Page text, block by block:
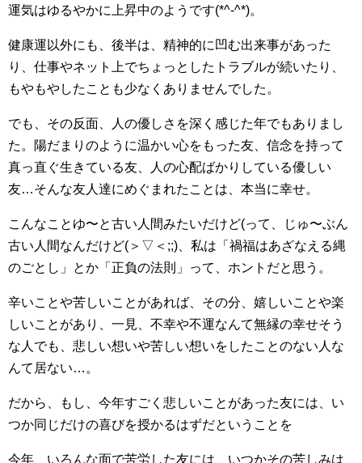
運気はゆるやかに上昇中のようです(*^-^*)。
健康運以外にも、後半は、精神的に凹む出来事があった
り、仕事やネット上でちょっとしたトラブルが続いたり、
もやもやしたことも少なくありませんでした。
でも、その反面、人の優しさを深く感じた年でもありまし
た。陽だまりのように温かい心をもった友、信念を持って
真っ直ぐ生きている友、人の心配ばかりしている優しい
友…そんな友人達にめぐまれたことは、本当に幸せ。
こんなことゆ〜と古い人間みたいだけど(って、じゅ〜ぶん
古い人間なんだけど(＞▽＜;;)、私は「禍福はあざなえる縄
のごとし」とか「正負の法則」って、ホントだと思う。
辛いことや苦しいことがあれば、その分、嬉しいことや楽
しいことがあり、一見、不幸や不運なんて無縁の幸せそう
な人でも、悲しい想いや苦しい想いをしたことのない人な
んて居ない…。
だから、もし、今年すごく悲しいことがあった友には、い
つか同じだけの喜びを授かるはずだということを
今年、いろんな面で苦労した友には、いつかその苦しみは